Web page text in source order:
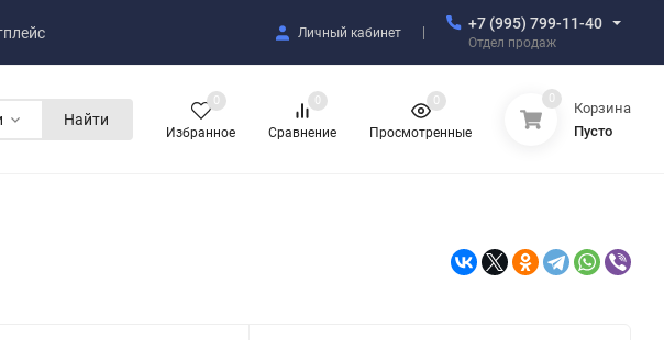
Личный кабинет
+7 (995) 799-11-40
Отдел продаж
Найти
Избранное
0
Сравнение
0
Просмотренные
0 0
Корзина
Пусто